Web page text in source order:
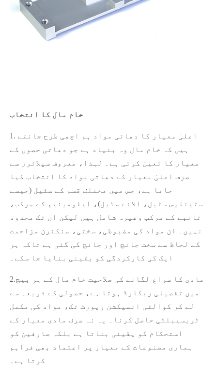
خام مال کا انتخاب
1. اعلیٰ معیار کا دھاتی مواد ہم اچھی طرح جانتے
ہیں کہ خام مال وہ بنیاد ہے جو دھاتی حصوں کے
معیار کا تعین کرتی ہے۔ لہذا، معروف سپلائرز سے
صرف اعلیٰ معیار کے دھاتی مواد کا انتخاب کیا
جاتا ہے، جس میں مختلف قسم کے سٹیل (جیسے
سٹینلیس سٹیل، الائے سٹیل)، ایلومینیم کے مرکب،
تانبے کے مرکب وغیرہ شامل ہیں لیکن ان تک محدود
نہیں۔ ان مواد کی مضبوطی، سختی، سنکنرن مزاحمت
کے لحاظ سے سخت جانچ اور جانچ کی گئی ہے تاکہ ہر
ایک کی کارکردگی کو یقینی بنایا جا سکے۔
2.مادی کا سراغ لگانے کی صلاحیت خام مال کے ہر بیچ
میں تفصیلی ریکارڈ ہوتا ہے، حصولی کے ذریعہ سے
لے کر کوالٹی انسپکشن رپورٹ تک، مواد کی مکمل
ٹریسیبلٹی حاصل کرنا۔ یہ نہ صرف مادی معیار کے
استحکام کو یقینی بناتا ہے بلکہ صارفین کو
ہماری مصنوعات کے معیار پر اعتماد بھی فراہم
کرتا ہے۔